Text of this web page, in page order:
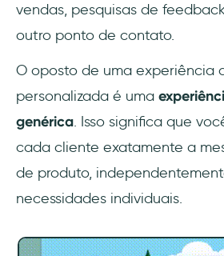
vendas, pesquisas de
outro ponto de contato.
O oposto de uma experiência
personalizada é uma
genérica. Isso significa que
cada cliente exatamente a
de produto,
necessidades individuais.